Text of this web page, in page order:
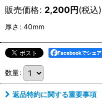
販売価格: 2,200円(税込)
厚さ : 40mm
Facebookでシェア
数量:
返品特約に関する重要事項